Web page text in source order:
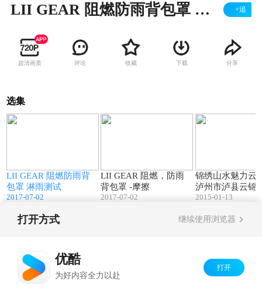
LII GEAR 阻燃防雨背包罩 淋雨测试 +追
超清画质 评论 收藏 下载 分享
选集
LII GEAR 阻燃防雨背
包罩 淋雨测试
2017-07-02
LII GEAR 阻燃，防雨
背包罩 -摩擦
2017-07-02
锦绣山水魅力
泸州市泸县云锦
2015-01-13
打开方式 继续使用浏览器
优酷
为好内容全力以赴
打开